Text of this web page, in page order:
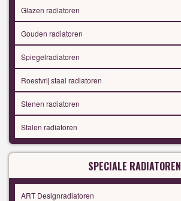
Glazen radiatoren
Gouden radiatoren
Spiegelradiatoren
Roestvrij staal radiatoren
Stenen radiatoren
Stalen radiatoren
SPECIALE RADIATOREN
ART Designradiatoren